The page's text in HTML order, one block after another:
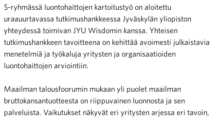
S-ryhmässä luontohaittojen kartoitustyö on aloitettu
uraauurtavassa tutkimushankkeessa Jyväskylän yliopiston
yhteydessä toimivan JYU Wisdomin kanssa. Yhteisen
tutkimushankkeen tavoitteena on kehittää avoimesti julkaistavia
menetelmiä ja työkaluja yritysten ja organisaatioiden
luontohaittojen arviointiin.
Maailman talousfoorumin mukaan yli puolet maailman
bruttokansantuotteesta on riippuvainen luonnosta ja sen
palveluista. Vaikutukset näkyvät eri yritysten arjessa eri tavoin,